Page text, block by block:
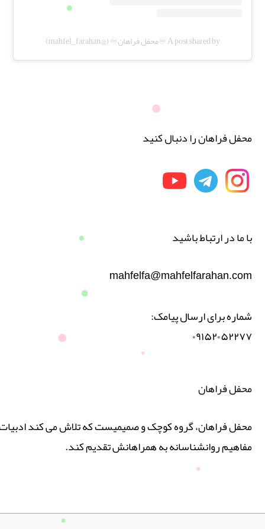
A post shared by ♾️محفل فراهان♾️ (@mahfel_farahan)
محفل فراهان را دنبال کنید
با ما در ارتباط باشید
mahfelfa@mahfelfarahan.com
شماره برای ارسال پیامک:
۰۹۱۵۲۰۵۲۲۷۷
محفل فراهان
محفل فراهان، گروه کوچک و صمیمیست که تلاش می کند ادبیات
مفاهیم روانشناسانه به همراهانش تقدیم کند.